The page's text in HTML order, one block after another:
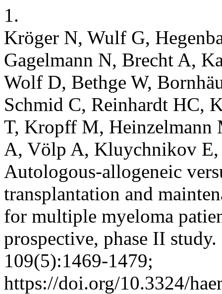
1.
Kröger N, Wulf G,
Gagelmann N, Brecht A,
Wolf D, Bethge W,
Schmid C, Reinhardt HC,
T, Kropff M, Heinzelmann
A, Völp A, Kluychnikov E,
Autologous-allogeneic
transplantation and
for multiple myeloma
prospective, phase II
109(5):1469-1479;
https://doi.org/10.3324/